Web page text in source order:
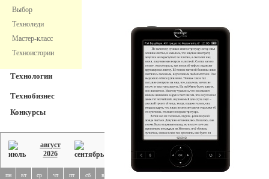
Выбор
Техноледи
Мастер-класс
Техноистории
Технологии
Технобизнес
Конкурсы
август
2026
пн вт ср чт пт сб вс